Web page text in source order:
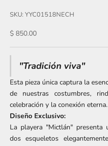
SKU: YYC01518NECH
Precio de oferta
$ 850.00
"Tradición viva"
Esta pieza única captura la
de nuestras costumbres,
celebración y la conexión eterna.
Diseño Exclusivo:
La playera "Mictlán" presenta
dos esqueletos